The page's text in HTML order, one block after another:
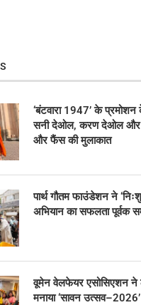
‘बंटवारा 1947’ के
सनी देओल, करण देओल और
और फैंस की मुलाकात
पार्थ गौतम फाउंडेशन ने
अभियान का सफलता पूर्वक
वूमेन वेलफेयर एसोसिएशन
मनाया ‘सावन उत्सव–2026’